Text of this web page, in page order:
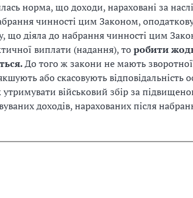
норма, що доходи, нараховані за
чинності цим Законом,
що діяла до набрання чинності цим
виплати (надання), торобити
До того ж закони не мають зворотної
або скасовують відповідальність
утримувати військовий збір за
доходів, нарахованих після